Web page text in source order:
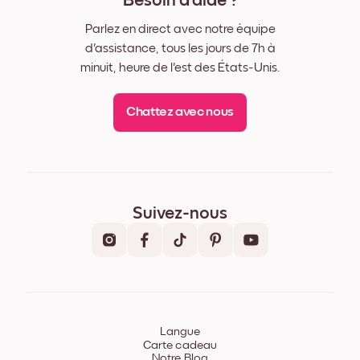
Parlez en direct avec notre équipe
d'assistance, tous les jours de 7h à
minuit, heure de l'est des États-Unis.
Chattez avec nous
Suivez-nous
Langue
Carte cadeau